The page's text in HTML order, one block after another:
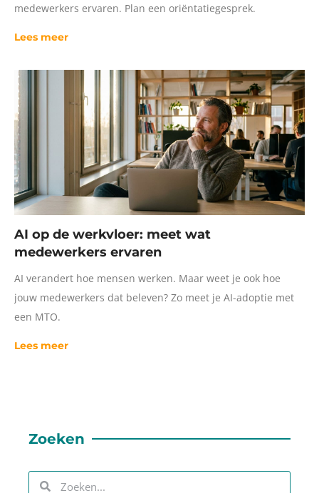
medewerkers ervaren. Plan een oriëntatiegesprek.
Lees meer
AI op de werkvloer: meet wat
medewerkers ervaren
AI verandert hoe mensen werken. Maar weet je ook hoe
jouw medewerkers dat beleven? Zo meet je AI-adoptie met
een MTO.
Lees meer
Zoeken